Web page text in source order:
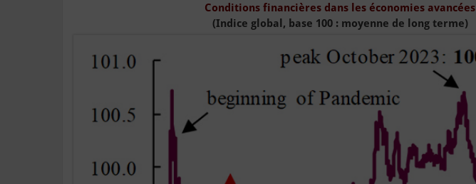
Conditions financières dans les économies avancées
(Indice global, base 100 : moyenne de long terme)